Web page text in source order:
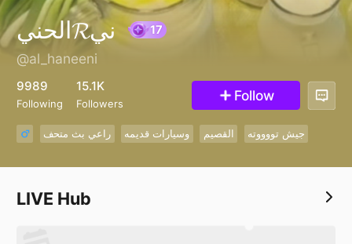
@al_haneeni
9989
Following
15.1K
Followers Follow
راعي بث متحف وسيارات قديمه القصيم جيش تووووته
LIVE Hub